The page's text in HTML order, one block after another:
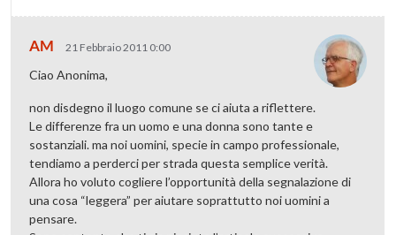
AM 21 Febbraio 2011 0:00
Ciao Anonima,
non disdegno il luogo comune se ci aiuta a riflettere.
Le differenze fra un uomo e una donna sono tante e
sostanziali. ma noi uomini, specie in campo professionale,
tendiamo a perderci per strada questa semplice verità.
Allora ho voluto cogliere l’opportunità della segnalazione di
una cosa “leggera” per aiutare soprattutto noi uomini a
pensare.